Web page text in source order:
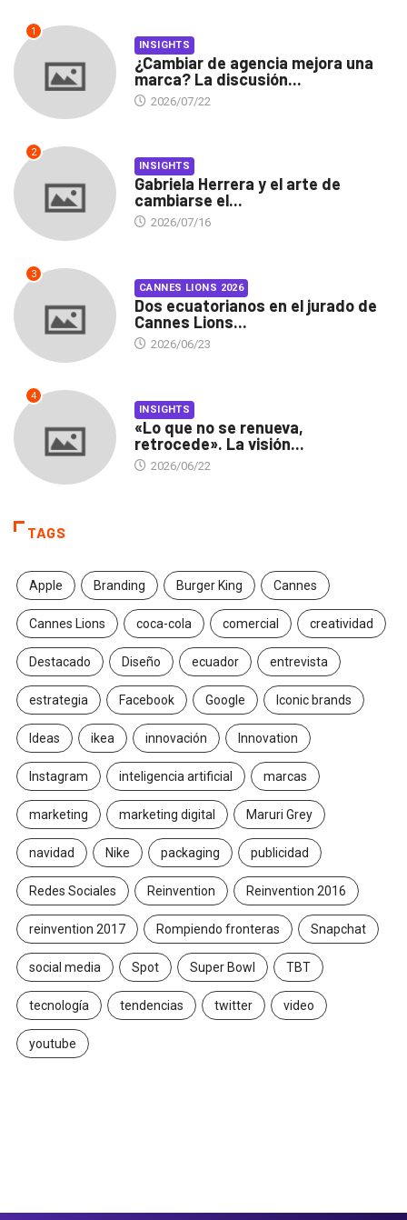
1
INSIGHTS
¿Cambiar de agencia mejora una
marca? La discusión...
2026/07/22
2
INSIGHTS
Gabriela Herrera y el arte de
cambiarse el...
2026/07/16
3
CANNES LIONS 2026
Dos ecuatorianos en el jurado de
Cannes Lions...
2026/06/23
4
INSIGHTS
«Lo que no se renueva,
retrocede». La visión...
2026/06/22
TAGS
Apple Branding Burger King Cannes
Cannes Lions coca-cola comercial creatividad
Destacado Diseño ecuador entrevista
estrategia Facebook Google Iconic brands
Ideas ikea innovación Innovation
Instagram inteligencia artificial marcas
marketing marketing digital Maruri Grey
navidad Nike packaging publicidad
Redes Sociales Reinvention Reinvention 2016
reinvention 2017 Rompiendo fronteras Snapchat
social media Spot Super Bowl TBT
tecnología tendencias twitter video
youtube